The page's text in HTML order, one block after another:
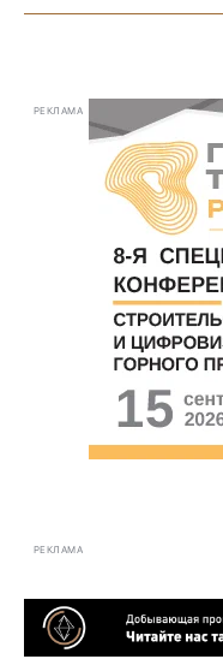
РЕКЛАМА
РЕКЛАМА